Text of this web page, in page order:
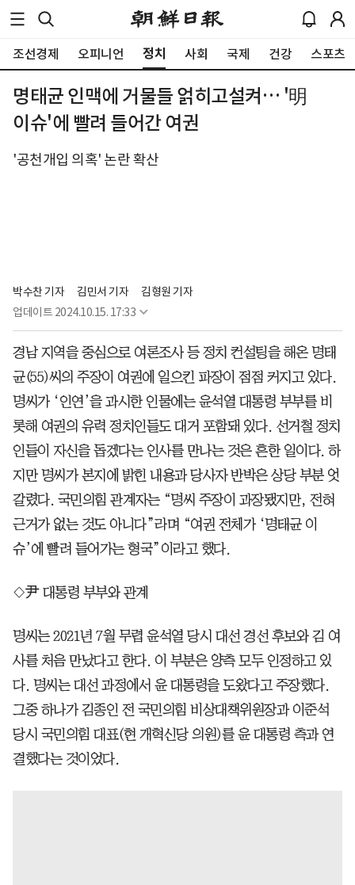
조선경제 오피니언 정치 사회 국제 건강 스포츠
명태균 인맥에 거물들 얽히고설켜… '明
이슈'에 빨려 들어간 여권
'공천개입 의혹' 논란 확산
박수찬 기자 김민서 기자
김형원 기자
업데이트 2024.10.15. 17:33
경남 지역을 중심으로 여론조사 등 정치 컨설팅을 해온 명태
균(55)씨의 주장이 여권에 일으킨 파장이 점점 커지고 있다.
명씨가 ‘인연’을 과시한 인물에는 윤석열 대통령 부부를 비
롯해 여권의 유력 정치인들도 대거 포함돼 있다. 선거철 정치
인들이 자신을 돕겠다는 인사를 만나는 것은 흔한 일이다. 하
지만 명씨가 본지에 밝힌 내용과 당사자 반박은 상당 부분 엇
갈렸다. 국민의힘 관계자는 “명씨 주장이 과장됐지만, 전혀
근거가 없는 것도 아니다”라며 “여권 전체가 ‘명태균 이
슈’에 빨려 들어가는 형국”이라고 했다.
◇尹 대통령 부부와 관계
명씨는 2021년 7월 무렵 윤석열 당시 대선 경선 후보와 김 여
사를 처음 만났다고 한다. 이 부분은 양측 모두 인정하고 있
다. 명씨는 대선 과정에서 윤 대통령을 도왔다고 주장했다.
그중 하나가 김종인 전 국민의힘 비상대책위원장과 이준석
당시 국민의힘 대표(현 개혁신당 의원)를 윤 대통령 측과 연
결했다는 것이었다.